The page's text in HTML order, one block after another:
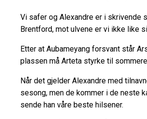
Vi safer og Alexandre er i skrivende
Brentford, mot ulvene er vi ikke like
Etter at Aubameyang forsvant står
plassen må Arteta styrke til
Når det gjelder Alexandre med
sesong, men de kommer i de neste
sende han våre beste hilsener.